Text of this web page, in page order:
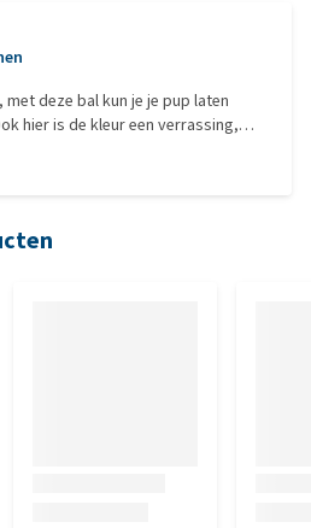
deze bal kun je je pup laten
hier is de kleur een verrassing,